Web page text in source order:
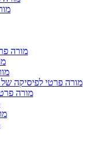
מורה
מורה פרטי לפיסיקה של
מורה